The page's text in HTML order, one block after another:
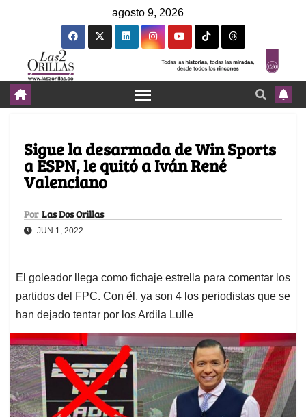
agosto 9, 2026
Sigue la desarmada de Win Sports
a ESPN, le quitó a Iván René
Valenciano
Por Las Dos Orillas
JUN 1, 2022
El goleador llega como fichaje estrella para comentar los
partidos del FPC. Con él, ya son 4 los periodistas que se
han dejado tentar por los Ardila Lulle